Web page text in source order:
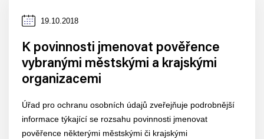
Datum
19.10.2018
K povinnosti jmenovat pověřence
vybranými městskými a krajskými
organizacemi
Úřad pro ochranu osobních údajů zveřejňuje podrobnější
informace týkající se rozsahu povinnosti jmenovat
pověřence některými městskými či krajskými